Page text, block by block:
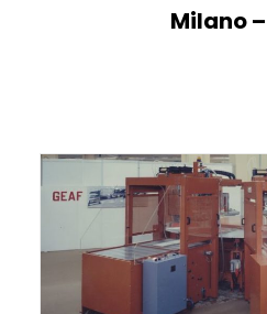
ITALIANO
Milano